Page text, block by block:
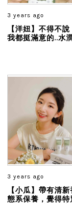
3 years ago
【洋妞】不得不
我都挺滿意的..水
3 years ago
【小瓜】帶有清
態系保養，覺得特